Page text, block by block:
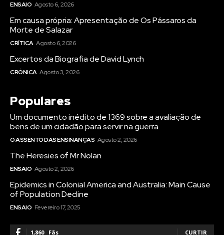
ENSAIO Agosto 6, 2026
Em causa própria: Apresentação de Os Pássaros da
Morte de Salazar
CRÍTICA Agosto 6, 2026
Excertos da Biografia de David Lynch
CRÓNICA Agosto 3, 2026
Populares
Um documento inédito de 1369 sobre a avaliação de
bens de um cidadão para servir na guerra
O ASSENTO DAS ENSINANÇAS Agosto 2, 2026
The Heresies of Mr Nolan
ENSAIO Agosto 2, 2026
Epidemics in Colonial America and Australia: Main Cause
of Population Decline
ENSAIO Fevereiro 17, 2025
1,860 Fãs CURTIR